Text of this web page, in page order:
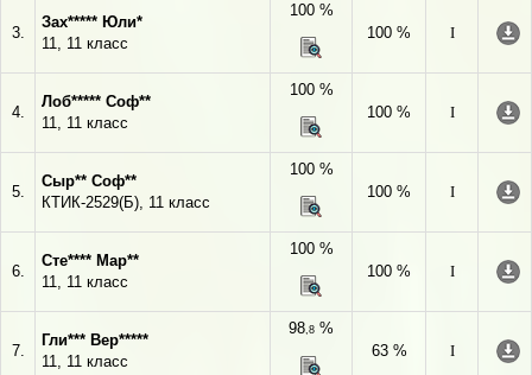
3.
Зах***** Юли*
11, 11 класс
100 %
100 %
I
4.
Лоб***** Соф**
11, 11 класс
100 %
100 %
I
5.
Сыр** Соф**
КТИК-2529(Б), 11 класс
100 %
100 %
I
6.
Сте**** Мар**
11, 11 класс
100 %
100 %
I
7.
Гли*** Вер*****
11, 11 класс
98,8 %
63 %
I